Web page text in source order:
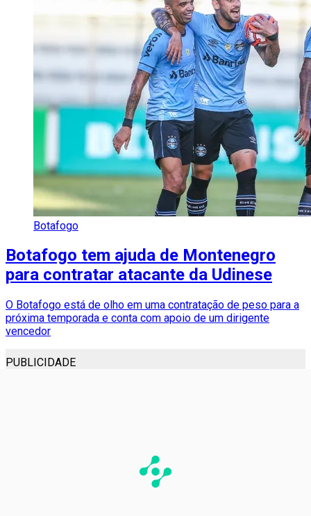
Botafogo
Botafogo tem ajuda de Montenegro
para contratar atacante da Udinese
O Botafogo está de olho em uma contratação de peso para a
próxima temporada e conta com apoio de um dirigente
vencedor
PUBLICIDADE